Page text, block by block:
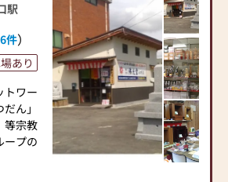
駅
6件）
あり
トワー
ん」
等宗教
ープの